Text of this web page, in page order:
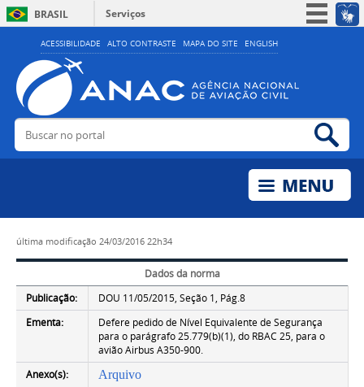
ACESSIBILIDADE ALTO CONTRASTE MAPA DO SITE ENGLISH
BRASIL
Serviços
Simplifique!
Acesso à informação
Legislação
Buscar no portal
última modificação 24/03/2016 22h34
Dados da norma
Publicação:
DOU 11/05/2015, Seção 1, Pág.8
Ementa:
Defere pedido de Nível Equivalente de Segurança
para o parágrafo 25.779(b)(1), do RBAC 25, para o
avião Airbus A350-900.
Anexo(s):
Arquivo